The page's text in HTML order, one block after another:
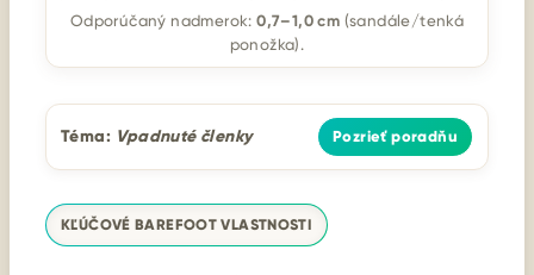
Odporúčaný nadmerok:0,7–1,0 cm (sandále/tenká
ponožka).
Téma: Vpadnuté členky Pozrieť poradňu
KĽÚČOVÉ BAREFOOT VLASTNOSTI